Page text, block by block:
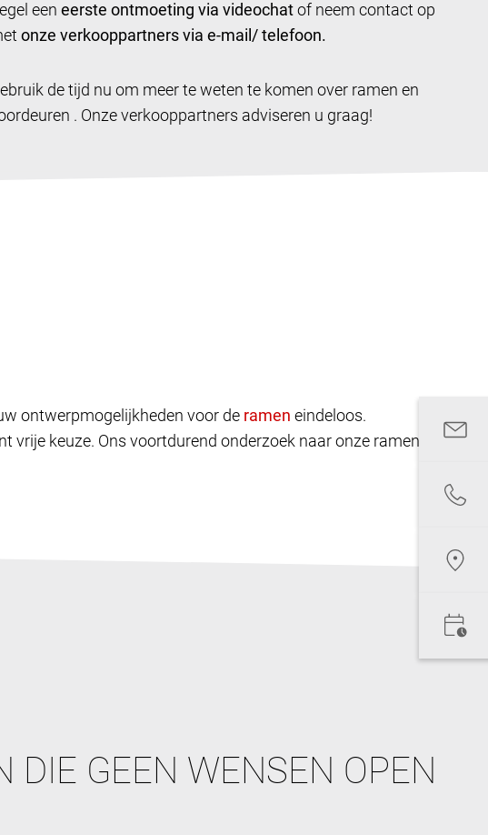
een eerste ontmoeting via videochatof neem contact op
onze verkooppartners via e-mail/ telefoon.
de tijd nu om meer te weten te komen over ramen en
. Onze verkooppartners adviseren u graag!
ontwerpmogelijkheden voor de
eindeloos.
vrije keuze. Ons voortdurend onderzoek naar onze ramen
DIE GEEN WENSEN OPEN